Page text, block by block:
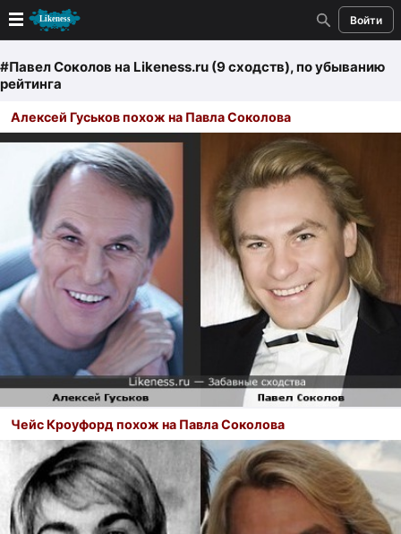
Войти
Новые
Лучшие
Голосование
Кандидаты
Случайное сходство 👍
Создать сходство
Для публикации необходима авторизация
Поиск
#Павел Соколов на Likeness.ru (9 сходств), по убыванию
рейтинга
Алексей Гуськов похож на Павла Соколова
Чейс Кроуфорд похож на Павла Соколова